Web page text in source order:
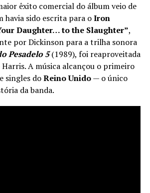
êxito comercial do álbum veio de
havia sido escrita para oIron
Daughter… to the Slaughter”,
por Dickinson para a trilha sonora
Pesadelo 5(1989), foi reaproveitada
A música alcançou o primeiro
singles doReinoUnido— o único
da banda.